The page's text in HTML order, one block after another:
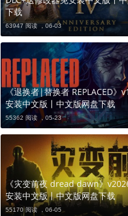
下载
63947 阅读 ，06-03
《退换者|替换者 REPLACED》
安装中文版丨中文版网盘下载
55362 阅读 ，05-23
《灾变前夜 dread dawn》
安装中文版丨中文版网盘下载
55170 阅读 ， 06-05